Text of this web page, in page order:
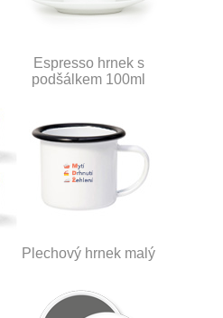
Espresso hrnek s
podšálkem 100ml
Plechový hrnek malý